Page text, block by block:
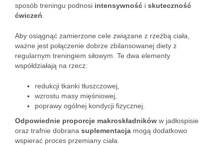
sposób treningu podnosi intensywność i skuteczność
ćwiczeń
Aby osiągnąć zamierzone cele związane z rzeźbą ciała,
ważne jest połączenie dobrze zbilansowanej diety z
regularnym treningiem siłowym. Te dwa elementy
współdziałają na rzecz:
redukcji tkanki tłuszczowej,
wzrostu masy mięśniowej,
poprawy ogólnej kondycji fizycznej.
Odpowiednie proporcje makroskładników w jadłospisie
oraz trafnie dobrana suplementacja mogą dodatkowo
wspierać proces przemiany ciała.